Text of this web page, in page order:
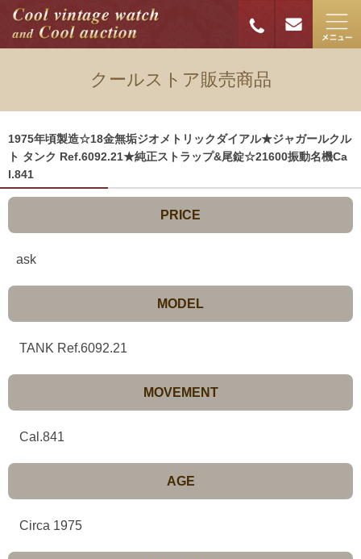
クールストア販売商品
1975年頃製造☆18金無垢ジオメトリックダイアル★ジャガールクル
ト タンク Ref.6092.21★純正ストラップ&尾錠☆21600振動名機Ca
l.841
PRICE
ask
MODEL
TANK Ref.6092.21
MOVEMENT
Cal.841
AGE
Circa 1975